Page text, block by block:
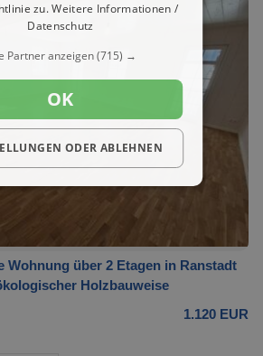
Wohnung über 2 Etagen in Ranstadt
Holzbauweise
1.120 EUR
zu.Weitere Informationen /
Datenschutz
Partner anzeigen(715) →
OK
ODER ABLEHNEN